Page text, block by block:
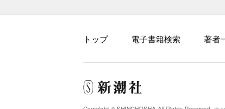
トップ 電子書籍検索 著者